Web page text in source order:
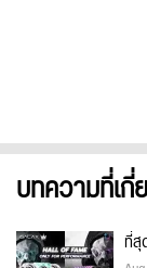
บทความที่เ
ที่สุ